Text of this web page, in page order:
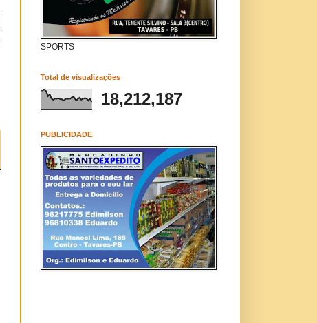
SPORTS
Total de visualizações
18,212,187
PUBLICIDADE